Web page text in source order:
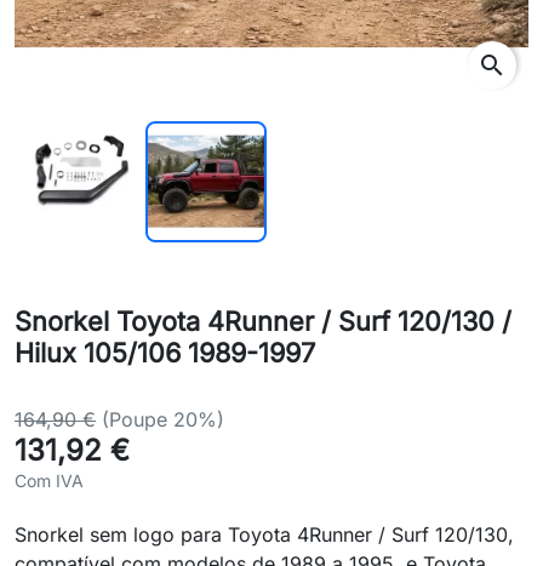
search
Snorkel Toyota 4Runner / Surf 120/130 /
Hilux 105/106 1989-1997
164,90 € (Poupe 20%)
131,92 €
Com IVA
Snorkel sem logo para Toyota 4Runner / Surf 120/130,